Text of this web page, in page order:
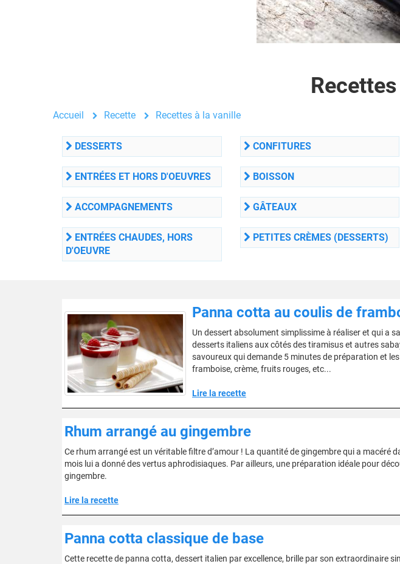
Accueil Recette Recettes à la vanille
DESSERTS
ENTRÉES ET HORS D'OEUVRES
ACCOMPAGNEMENTS
ENTRÉES CHAUDES, HORS
D'OEUVRE
CONFITURES
BOISSON
GÂTEAUX
PETITES CRÈMES (DESSERTS)
Panna cotta au coulis de
Un dessert absolument simplissime à réaliser et qui a
desserts italiens aux côtés des tiramisus et autres
savoureux qui demande 5 minutes de préparation et
framboise, crème, fruits rouges, etc...
Lire la recette
Rhum arrangé au gingembre
Ce rhum arrangé est un véritable filtre d’amour ! La quantité de gingembre qui a macéré
mois lui a donné des vertus aphrodisiaques. Par ailleurs, une préparation idéale pour
gingembre.
Lire la recette
Panna cotta classique de base
Cette recette de panna cotta, dessert italien par excellence, brille par son extraordinaire